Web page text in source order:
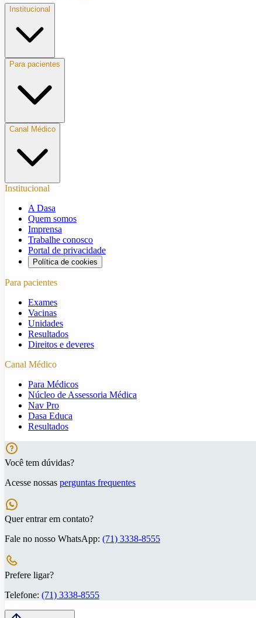
Institucional
Para pacientes
Canal Médico
Institucional
A Dasa
Quem somos
Imprensa
Trabalhe conosco
Portal de privacidade
Política de cookies
Para pacientes
Exames
Vacinas
Unidades
Resultados
Direitos e deveres
Canal Médico
Para Médicos
Núcleo de Assessoria Médica
Nav Pro
Dasa Educa
Resultados
Você tem dúvidas?
Acesse nossas perguntas frequentes
Quer entrar em contato?
Fale no nosso WhatsApp: (71) 3338-8555
Prefere ligar?
Telefone: (71) 3338-8555